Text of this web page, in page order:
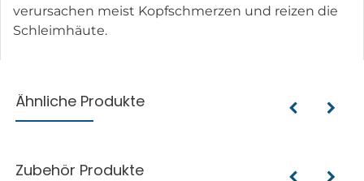
verursachen meist Kopfschmerzen und reizen die
Schleimhäute.
Ähnliche Produkte
Zubehör Produkte